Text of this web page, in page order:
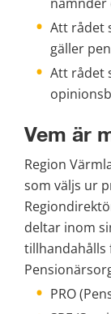
Att rådet
gäller
Att rådet
Vem är
Region
som väljs ur
deltar inom
tillhandahålls
PRO